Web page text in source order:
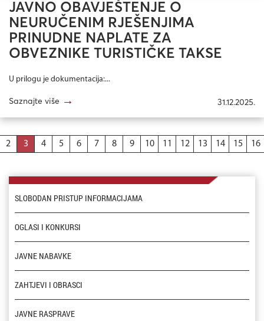
JAVNO OBAVJEŠTENJE O
NEURUČENIM RJEŠENJIMA
PRINUDNE NAPLATE ZA
OBVEZNIKE TURISTIČKE TAKSE
U prilogu je dokumentacija:...
Saznajte više → 31.12.2025.
2 3 4 5 6 7 8 9 10 11 12 13 14 15 16
SLOBODAN PRISTUP INFORMACIJAMA
OGLASI I KONKURSI
JAVNE NABAVKE
ZAHTJEVI I OBRASCI
JAVNE RASPRAVE